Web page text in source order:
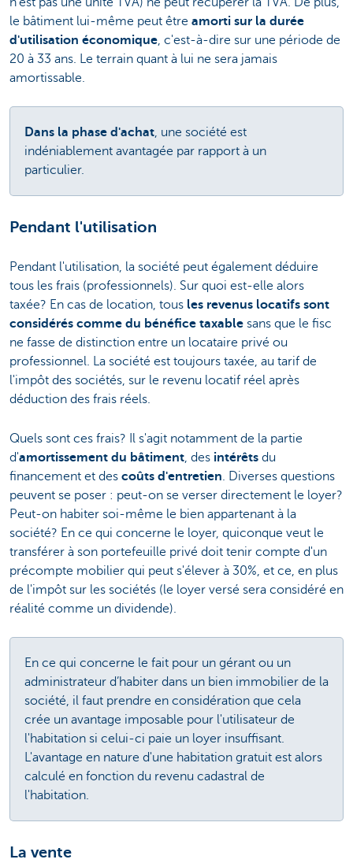
le bâtiment lui-même peut être amorti sur la durée
d'utilisation économique, c'est-à-dire sur une période de
20 à 33 ans. Le terrain quant à lui ne sera jamais
amortissable.
Dans la phase d'achat, une société est
indéniablement avantagée par rapport à un
particulier.
Pendant l'utilisation
Pendant l'utilisation, la société peut également déduire
tous les frais (professionnels). Sur quoi est-elle alors
taxée? En cas de location, tous les revenus locatifs sont
considérés comme du bénéfice taxable sans que le fisc
ne fasse de distinction entre un locataire privé ou
professionnel. La société est toujours taxée, au tarif de
l'impôt des sociétés, sur le revenu locatif réel après
déduction des frais réels.
Quels sont ces frais? Il s'agit notamment de la partie
d'amortissement du bâtiment, des intérêts du
financement et des coûts d'entretien. Diverses questions
peuvent se poser : peut-on se verser directement le loyer?
Peut-on habiter soi-même le bien appartenant à la
société? En ce qui concerne le loyer, quiconque veut le
transférer à son portefeuille privé doit tenir compte d'un
précompte mobilier qui peut s'élever à 30%, et ce, en plus
de l'impôt sur les sociétés (le loyer versé sera considéré en
réalité comme un dividende).
En ce qui concerne le fait pour un gérant ou un
administrateur d’habiter dans un bien immobilier de la
société, il faut prendre en considération que cela
crée un avantage imposable pour l'utilisateur de
l'habitation si celui-ci paie un loyer insuffisant.
L'avantage en nature d'une habitation gratuit est alors
calculé en fonction du revenu cadastral de
l'habitation.
La vente